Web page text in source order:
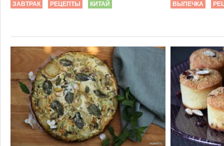
ЗАВТРАК РЕЦЕПТЫ КИТАЙ ВЫПЕЧКА